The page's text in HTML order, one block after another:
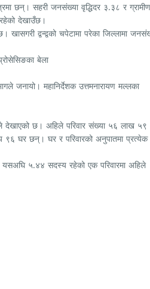
छन्। सहरी जनसंख्या वृद्धिदर ३.३८ र
देखाउँछ।
द्वन्द्वको चपेटामा परेका जिल्लामा
बेला
जनायो। महानिर्देशक उत्तमनारायण मल्लका
छ। अहिले परिवार संख्या ५६ लाख ५९
घर छन्। घर र परिवारको अनुपातमा प्रत्येक
यसअघि ५.४४ सदस्य रहेको एक परिवारमा अहिले